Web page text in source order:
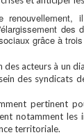
renouvellement,
des
grâce à
des acteurs à un
des syndicats
pertinent
notamment les
territoriale.